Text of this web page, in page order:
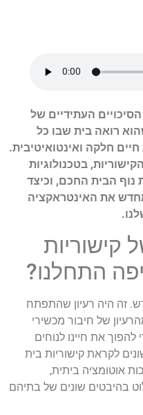
העתידיים של
רואה בית שבו כל
חלקה ואינטואיטיבית.
בטכנולוגיות
הבית החכם, וכיצד
את האינטראקציה
התחלנו?
זה היה רעיון שהתפתח
של חיבור מכשירי
את חיינו לנוחים
לקראת קישוריות בית
אוטומציה ביתית,
בהיבטים שונים של בתיהם